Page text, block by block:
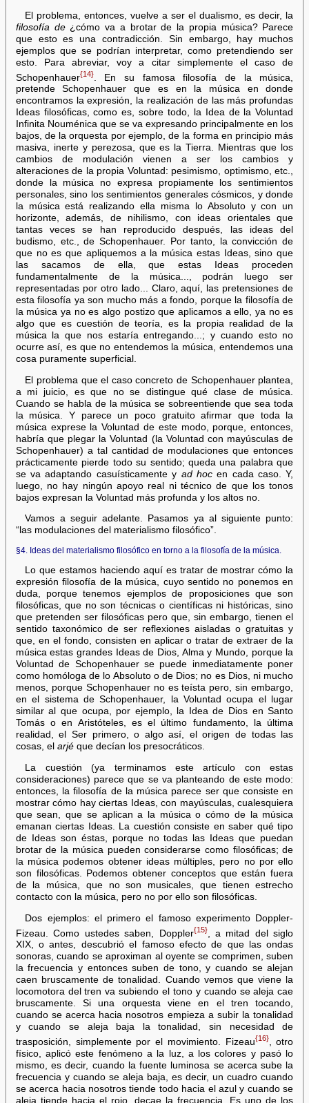
El problema, entonces, vuelve a ser el dualismo, es decir, la
filosofía de¿cómo va a brotar de la propia música? Parece
que esto es una contradicción. Sin embargo, hay muchos
ejemplos que se podrían interpretar, como pretendiendo ser
esto. Para abreviar, voy a citar simplemente el caso de
Schopenhauer{14}. En su famosa filosofía de la música,
pretende Schopenhauer que es en la música en donde
encontramos la expresión, la realización de las más profundas
Ideas filosóficas, como es, sobre todo, la Idea de la Voluntad
Infinita Nouménica que se va expresando principalmente en los
bajos, de la orquesta por ejemplo, de la forma en principio más
masiva, inerte y perezosa, que es la Tierra. Mientras que los
cambios de modulación vienen a ser los cambios y
alteraciones de la propia Voluntad: pesimismo, optimismo, etc.,
donde la música no expresa propiamente los sentimientos
personales, sino los sentimientos generales cósmicos, y donde
la música está realizando ella misma lo Absoluto y con un
horizonte, además, de nihilismo, con ideas orientales que
tantas veces se han reproducido después, las ideas del
budismo, etc., de Schopenhauer. Por tanto, la convicción de
que no es que apliquemos a la música estas Ideas, sino que
las sacamos de ella, que estas Ideas proceden
fundamentalmente de la música..., podrán luego ser
representadas por otro lado... Claro, aquí, las pretensiones de
esta filosofía ya son mucho más a fondo, porque la filosofía de
la música ya no es algo postizo que aplicamos a ello, ya no es
algo que es cuestión de teoría, es la propia realidad de la
música la que nos estaría entregando...; y cuando esto no
ocurre así, es que no entendemos la música, entendemos una
cosa puramente superficial.
El problema que el caso concreto de Schopenhauer plantea,
a mi juicio, es que no se distingue qué clase de música.
Cuando se habla de la música se sobreentiende que sea toda
la música. Y parece un poco gratuito afirmar que toda la
música exprese la Voluntad de este modo, porque, entonces,
habría que plegar la Voluntad (la Voluntad con mayúsculas de
Schopenhauer) a tal cantidad de modulaciones que entonces
prácticamente pierde todo su sentido; queda una palabra que
se va adaptando casuísticamente y ad hocen cada caso. Y,
luego, no hay ningún apoyo real ni técnico de que los tonos
bajos expresan la Voluntad más profunda y los altos no.
Vamos a seguir adelante. Pasamos ya al siguiente punto:
“las modulaciones del materialismo filosófico”.
§4. Ideas del materialismo filosófico en torno a la filosofía de la música.
Lo que estamos haciendo aquí es tratar de mostrar cómo la
expresión filosofía de la música, cuyo sentido no ponemos en
duda, porque tenemos ejemplos de proposiciones que son
filosóficas, que no son técnicas o científicas ni históricas, sino
que pretenden ser filosóficas pero que, sin embargo, tienen el
sentido taxonómico de ser reflexiones aisladas o gratuitas y
que, en el fondo, consisten en aplicar o tratar de extraer de la
música estas grandes Ideas de Dios, Alma y Mundo, porque la
Voluntad de Schopenhauer se puede inmediatamente poner
como homóloga de lo Absoluto o de Dios; no es Dios, ni mucho
menos, porque Schopenhauer no es teísta pero, sin embargo,
en el sistema de Schopenhauer, la Voluntad ocupa el lugar
similar al que ocupa, por ejemplo, la Idea de Dios en Santo
Tomás o en Aristóteles, es el último fundamento, la última
realidad, el Ser primero, o algo así, el origen de todas las
cosas, el arjéque decían los presocráticos.
La cuestión (ya terminamos este artículo con estas
consideraciones) parece que se va planteando de este modo:
entonces, la filosofía de la música parece ser que consiste en
mostrar cómo hay ciertas Ideas, con mayúsculas, cualesquiera
que sean, que se aplican a la música o cómo de la música
emanan ciertas Ideas. La cuestión consiste en saber qué tipo
de Ideas son éstas, porque no todas las Ideas que puedan
brotar de la música pueden considerarse como filosóficas; de
la música podemos obtener ideas múltiples, pero no por ello
son filosóficas. Podemos obtener conceptos que están fuera
de la música, que no son musicales, que tienen estrecho
contacto con la música, pero no por ello son filosóficas.
Dos ejemplos: el primero el famoso experimento Doppler-
Fizeau. Como ustedes saben, Doppler{15}, a mitad del siglo
XIX, o antes, descubrió el famoso efecto de que las ondas
sonoras, cuando se aproximan al oyente se comprimen, suben
la frecuencia y entonces suben de tono, y cuando se alejan
caen bruscamente de tonalidad. Cuando vemos que viene la
locomotora del tren va subiendo el tono y cuando se aleja cae
bruscamente. Si una orquesta viene en el tren tocando,
cuando se acerca hacia nosotros empieza a subir la tonalidad
y cuando se aleja baja la tonalidad, sin necesidad de
trasposición, simplemente por el movimiento. Fizeau{16}, otro
físico, aplicó este fenómeno a la luz, a los colores y pasó lo
mismo, es decir, cuando la fuente luminosa se acerca sube la
frecuencia y cuando se aleja baja, es decir, un cuadro cuando
se acerca hacia nosotros tiende todo hacia el azul y cuando se
aleja tiende hacia el rojo, decae la frecuencia. Es uno de los